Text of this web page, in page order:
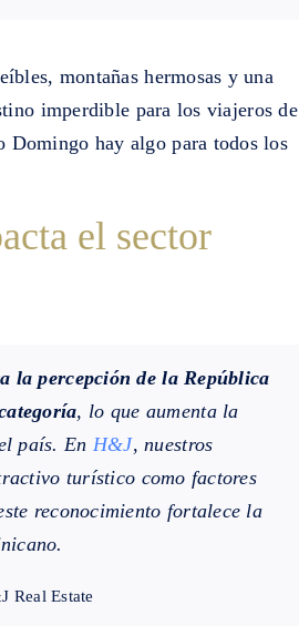
montañas hermosas y una
imperdible para los viajeros de
Domingo hay algo para todos los
el sector
la percepción de la República
, lo que aumenta la
país. En H&J, nuestros
turístico como factores
reconocimiento fortalece la
Real Estate